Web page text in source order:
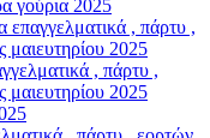
2025
, πάρτυ ,
μαιευτηρίου 2025
, πάρτυ ,
μαιευτηρίου 2025